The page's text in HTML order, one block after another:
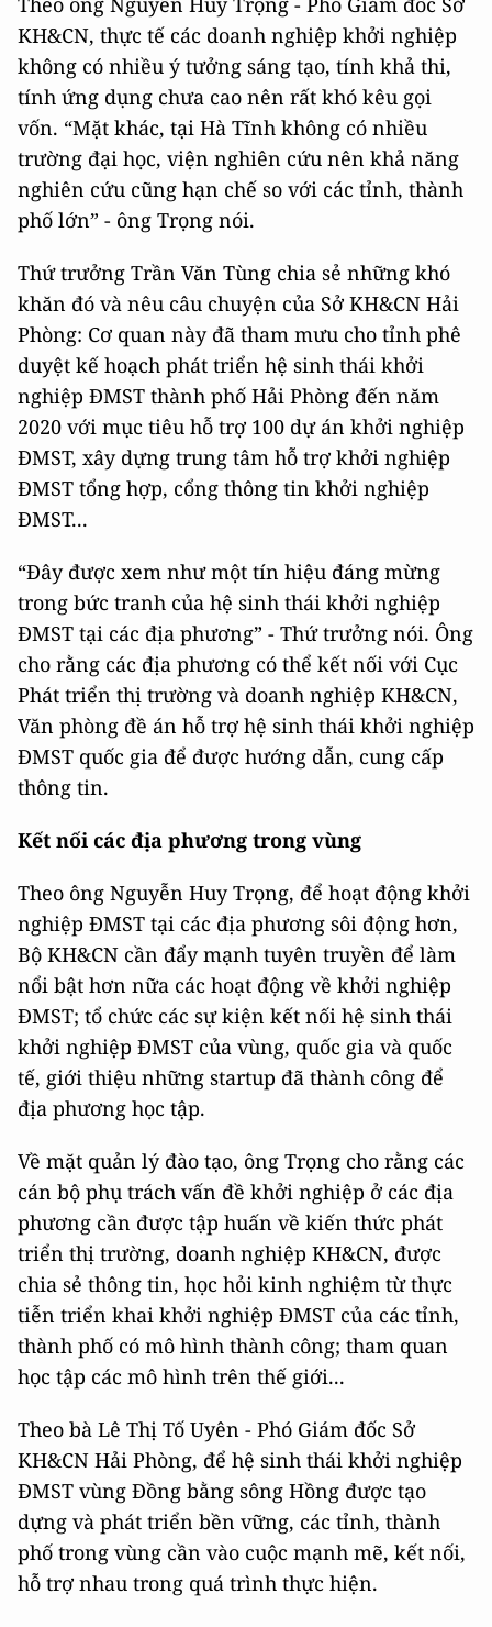
KH&CN, thực tế các doanh nghiệp khởi nghiệp
không có nhiều ý tưởng sáng tạo, tính khả thi,
tính ứng dụng chưa cao nên rất khó kêu gọi
vốn. “Mặt khác, tại Hà Tĩnh không có nhiều
trường đại học, viện nghiên cứu nên khả năng
nghiên cứu cũng hạn chế so với các tỉnh, thành
phố lớn” - ông Trọng nói.
Thứ trưởng Trần Văn Tùng chia sẻ những khó
khăn đó và nêu câu chuyện của Sở KH&CN Hải
Phòng: Cơ quan này đã tham mưu cho tỉnh phê
duyệt kế hoạch phát triển hệ sinh thái khởi
nghiệp ĐMST thành phố Hải Phòng đến năm
2020 với mục tiêu hỗ trợ 100 dự án khởi nghiệp
ĐMST, xây dựng trung tâm hỗ trợ khởi nghiệp
ĐMST tổng hợp, cổng thông tin khởi nghiệp
ĐMST...
“Đây được xem như một tín hiệu đáng mừng
trong bức tranh của hệ sinh thái khởi nghiệp
ĐMST tại các địa phương” - Thứ trưởng nói. Ông
cho rằng các địa phương có thể kết nối với Cục
Phát triển thị trường và doanh nghiệp KH&CN,
Văn phòng đề án hỗ trợ hệ sinh thái khởi nghiệp
ĐMST quốc gia để được hướng dẫn, cung cấp
thông tin.
Kết nối các địa phương trong vùng
Theo ông Nguyễn Huy Trọng, để hoạt động khởi
nghiệp ĐMST tại các địa phương sôi động hơn,
Bộ KH&CN cần đẩy mạnh tuyên truyền để làm
nổi bật hơn nữa các hoạt động về khởi nghiệp
ĐMST; tổ chức các sự kiện kết nối hệ sinh thái
khởi nghiệp ĐMST của vùng, quốc gia và quốc
tế, giới thiệu những startup đã thành công để
địa phương học tập.
Về mặt quản lý đào tạo, ông Trọng cho rằng các
cán bộ phụ trách vấn đề khởi nghiệp ở các địa
phương cần được tập huấn về kiến thức phát
triển thị trường, doanh nghiệp KH&CN, được
chia sẻ thông tin, học hỏi kinh nghiệm từ thực
tiễn triển khai khởi nghiệp ĐMST của các tỉnh,
thành phố có mô hình thành công; tham quan
học tập các mô hình trên thế giới...
Theo bà Lê Thị Tố Uyên - Phó Giám đốc Sở
KH&CN Hải Phòng, để hệ sinh thái khởi nghiệp
ĐMST vùng Đồng bằng sông Hồng được tạo
dựng và phát triển bền vững, các tỉnh, thành
phố trong vùng cần vào cuộc mạnh mẽ, kết nối,
hỗ trợ nhau trong quá trình thực hiện.